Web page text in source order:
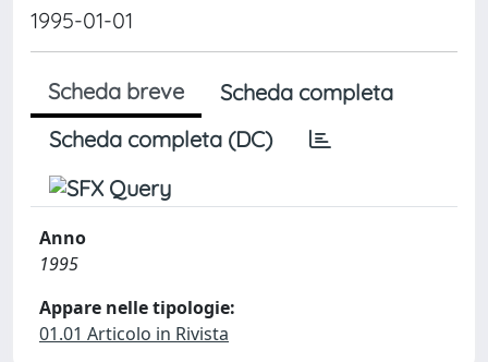
1995-01-01
Scheda breve
Scheda completa
Scheda completa (DC)
Anno
1995
Appare nelle tipologie:
01.01 Articolo in Rivista